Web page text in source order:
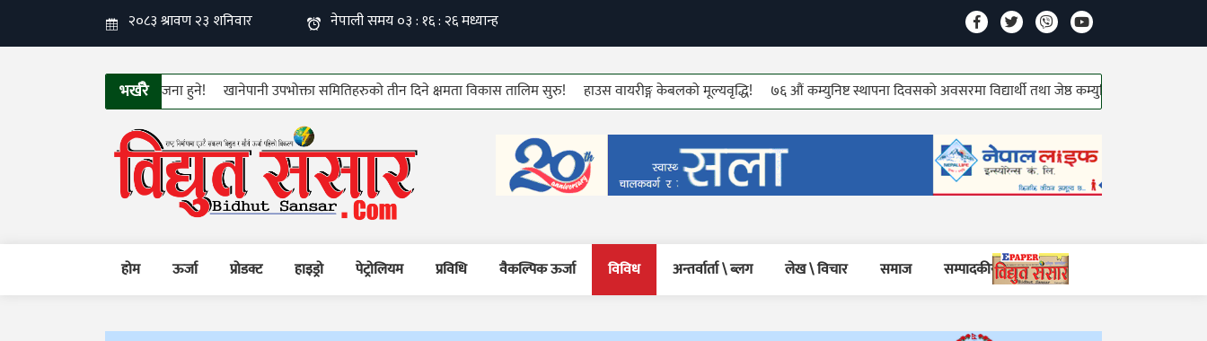
भर्खरै खानेपानी उपभोक्ता समितिहरुको तीन दिने क्षमता विकास तालिम सुरु! हाउस वायरीङ्ग केबलको मूल्यवृद्धि! ७६ औं कम्युनिष्ट स्थापना दिवसको अवसरमा विद्यार्थी तथा जेष्ठ कम्युनिष्ट योद्धाहरु सम्मानित!
होम ऊर्जा प्रोडक्ट हाइड्रो पेट्रोलियम प्रविधि वैकल्पिक ऊर्जा विविध अन्तर्वार्ता \ ब्लग लेख \ विचार समाज सम्पादकीय